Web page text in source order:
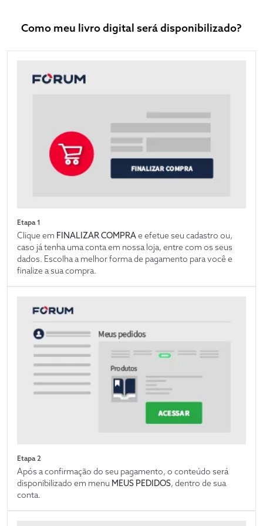
Como meu livro digital será disponibilizado?
Etapa 1
Clique em FINALIZAR COMPRAe efetue seu cadastro ou,
caso já tenha uma conta em nossa loja, entre com os seus
dados. Escolha a melhor forma de pagamento para você e
finalize a sua compra.
Etapa 2
Após a confirmação do seu pagamento, o conteúdo será
disponibilizado em menu MEUS PEDIDOS, dentro de sua
conta.